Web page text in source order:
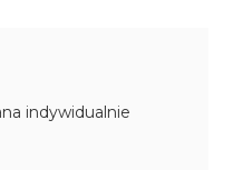
indywidualnie